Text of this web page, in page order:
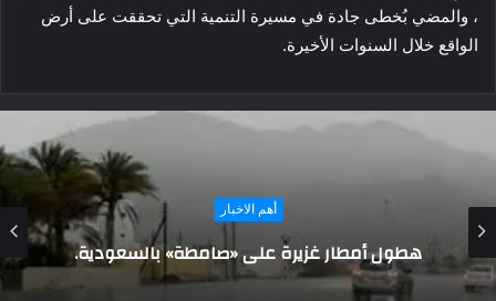
، والمضي بُخطى جادة في مسيرة التنمية التي تحققت على أرض
الواقع خلال السنوات الأخيرة.
أهم الاخبار
بالصور.. إحتفالية لذوى الهمم بمطروح لحصدهم
المراكز الأولى في مسابقات فنية ورياضية